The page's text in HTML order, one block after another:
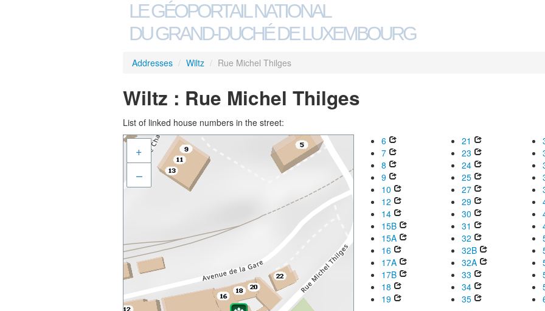
LE GÉOPORTAIL NATIONAL
DU GRAND-DUCHÉ DE LUXEMBOURG
Addresses / Wiltz / Rue Michel Thilges
Wiltz : Rue Michel Thilges
List of linked house numbers in the street:
+
–
6
7
8
9
10
12
14
15B
15A
16
17A
17B
18
19
21
23
24
25
27
29
30
31
32
32B
32A
33
34
35